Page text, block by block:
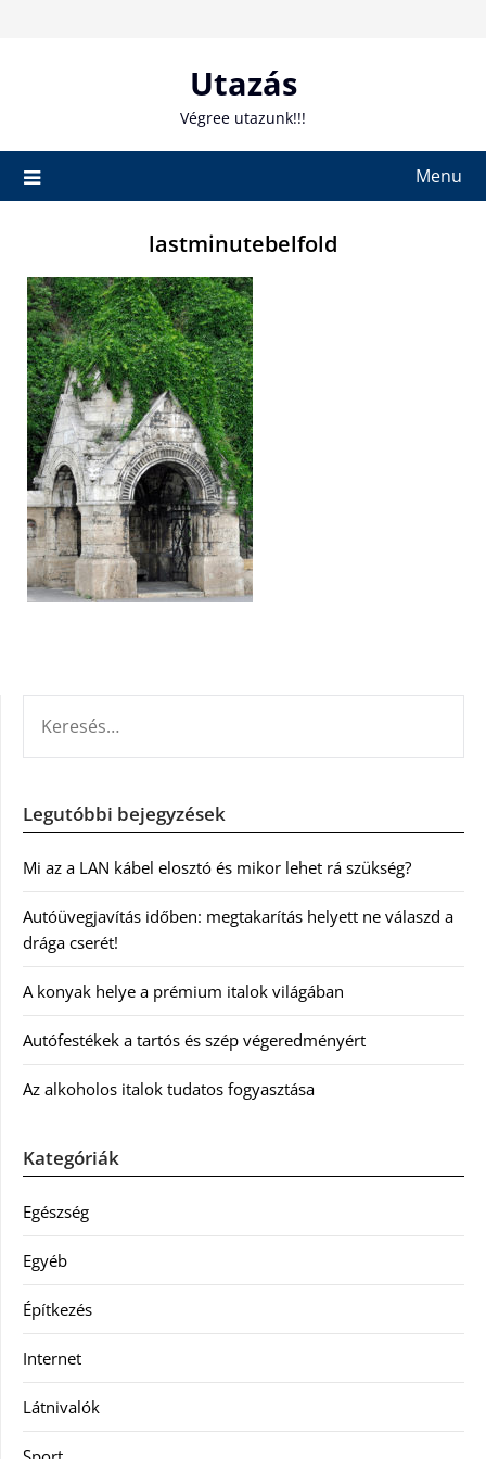
Utazás
Végree utazunk!!!
Menu
lastminutebelfold
Legutóbbi bejegyzések
Mi az a LAN kábel elosztó és mikor lehet rá szükség?
Autóüvegjavítás időben: megtakarítás helyett ne válaszd a
drága cserét!
A konyak helye a prémium italok világában
Autófestékek a tartós és szép végeredményért
Az alkoholos italok tudatos fogyasztása
Kategóriák
Egészség
Egyéb
Építkezés
Internet
Látnivalók